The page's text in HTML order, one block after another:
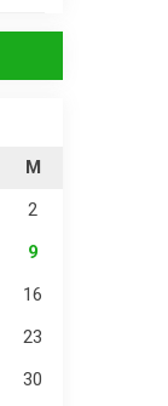
M
2
9
16
23
30